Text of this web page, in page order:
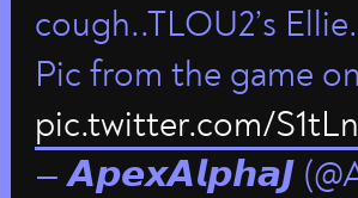
cough..TLOU2’s
Pic from the game
pic.twitter.com/
— 𝘼𝙥𝙚𝙭𝘼𝙡𝙥𝙝𝙖𝙅